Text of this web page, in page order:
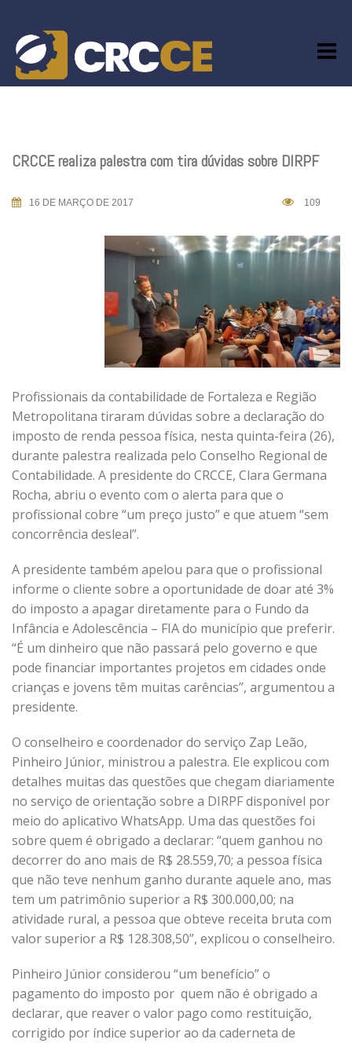
content
CRCCE realiza palestra com tira dúvidas sobre DIRPF
16 DE MARÇO DE 2017 109
Profissionais da contabilidade de Fortaleza e Região
Metropolitana tiraram dúvidas sobre a declaração do
imposto de renda pessoa física, nesta quinta-feira (26),
durante palestra realizada pelo Conselho Regional de
Contabilidade. A presidente do CRCCE, Clara Germana
Rocha, abriu o evento com o alerta para que o
profissional cobre “um preço justo” e que atuem “sem
concorrência desleal”.
A presidente também apelou para que o profissional
informe o cliente sobre a oportunidade de doar até 3%
do imposto a apagar diretamente para o Fundo da
Infância e Adolescência – FIA do município que preferir.
“É um dinheiro que não passará pelo governo e que
pode financiar importantes projetos em cidades onde
crianças e jovens têm muitas carências”, argumentou a
presidente.
O conselheiro e coordenador do serviço Zap Leão,
Pinheiro Júnior, ministrou a palestra. Ele explicou com
detalhes muitas das questões que chegam diariamente
no serviço de orientação sobre a DIRPF disponível por
meio do aplicativo WhatsApp. Uma das questões foi
sobre quem é obrigado a declarar: “quem ganhou no
decorrer do ano mais de R$ 28.559,70; a pessoa física
que não teve nenhum ganho durante aquele ano, mas
tem um patrimônio superior a R$ 300.000,00; na
atividade rural, a pessoa que obteve receita bruta com
valor superior a R$ 128.308,50”, explicou o conselheiro.
Pinheiro Júnior considerou “um benefício” o
pagamento do imposto por quem não é obrigado a
declarar, que reaver o valor pago como restituição,
corrigido por índice superior ao da caderneta de